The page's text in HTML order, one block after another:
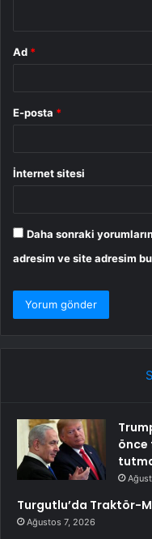
Ad *
E-posta *
İnternet sitesi
Daha sonraki
adresim ve site adresim
önce
Turgutlu’da Traktör-
Ağustos 7, 2026